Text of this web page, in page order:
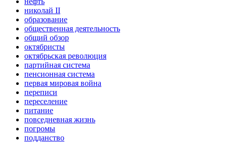
николай II
образование
общественная деятельность
общий обзор
октябристы
октябрьская революция
партийная система
пенсионная система
первая мировая война
переписи
переселение
питание
повседневная жизнь
погромы
подданство